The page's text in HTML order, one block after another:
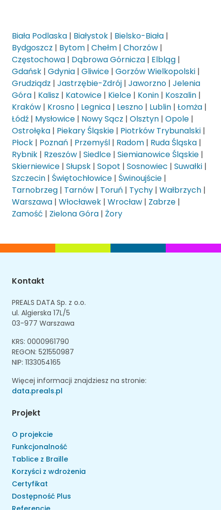
Biała Podlaska | Białystok | Bielsko-Biała |
Bydgoszcz | Bytom | Chełm | Chorzów |
Częstochowa | Dąbrowa Górnicza | Elbląg |
Gdańsk | Gdynia | Gliwice | Gorzów Wielkopolski |
Grudziądz | Jastrzębie-Zdrój | Jaworzno | Jelenia
Góra | Kalisz | Katowice | Kielce | Konin | Koszalin |
Kraków | Krosno | Legnica | Leszno | Lublin | Łomża |
Łódź | Mysłowice | Nowy Sącz | Olsztyn | Opole |
Ostrołęka | Piekary Śląskie | Piotrków Trybunalski |
Płock | Poznań | Przemyśl | Radom | Ruda Śląska |
Rybnik | Rzeszów | Siedlce | Siemianowice Śląskie |
Skierniewice | Słupsk | Sopot | Sosnowiec | Suwałki |
Szczecin | Świętochłowice | Świnoujście |
Tarnobrzeg | Tarnów | Toruń | Tychy | Wałbrzych |
Warszawa | Włocławek | Wrocław | Zabrze |
Zamość | Zielona Góra | Żory
Kontakt
PREALS DATA Sp. z o.o.
ul. Algierska 17L/5
03-977 Warszawa
KRS: 0000961790
REGON: 521550987
NIP: 1133054165
Więcej informacji znajdziesz na stronie:
data.preals.pl
Projekt
O projekcie
Funkcjonalność
Tablice z Braille
Korzyści z wdrożenia
Certyfikat
Dostępność Plus